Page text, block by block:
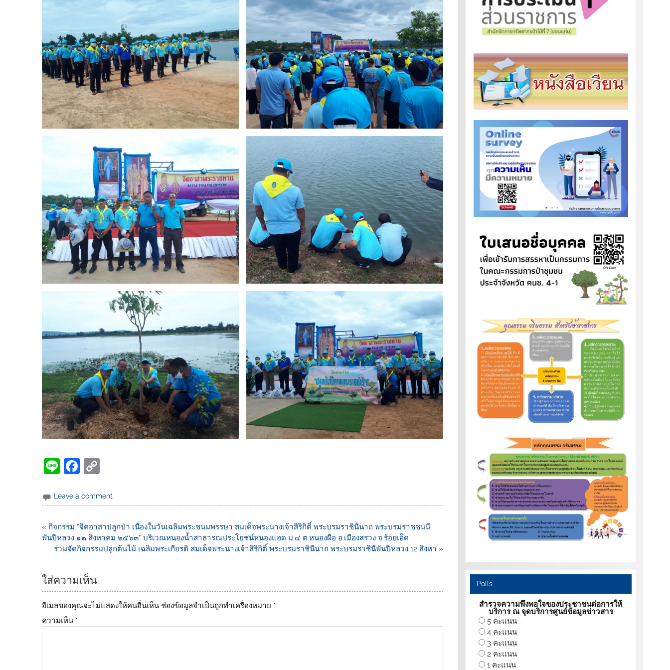
Li
e
F
c
b
o
k
p
Li
n
Leave a comment
« กิจกรรม “จิตอาสาปลูกป่า เนื่องในวันเฉลิมพระชนมพรรษา สมเด็จพระนางเจ้าสิริกิติ์ พระบรมราชินีนาถ พระบรมราชชนนี
พันปีหลวง ๑๒ สิงหาคม ๒๕๖๓” บริเวณหนองน้ำสาธารณประโยชน์หนองแฮด ม.๔ ต.หนองผือ อ.เมืองสรวง จ.ร้อยเอ็ด
ร่วมจัดกิจกรรมปลูกต้นไม้ เฉลิมพระเกียรติ สมเด็จพระนางเจ้าสิริกิติ์ พระบรมราชินีนาถ พระบรมราชินีพันปีหลวง 12 สิงหา »
ใส่ความเห็น
อีเมลของคุณจะไม่แสดงให้คนอื่นเห็น ช่องข้อมูลจำเป็นถูกทำเครื่องหมาย *
ความเห็น *
Polls
สำรวจความพึงพอใจของประชาชนต่อการให้
บริการ ณ จุดบริการศูนย์ข้อมูลข่าวสาร
5 คะแนน
4 คะแนน
3 คะแนน
2 คะแนน
1 คะแนน